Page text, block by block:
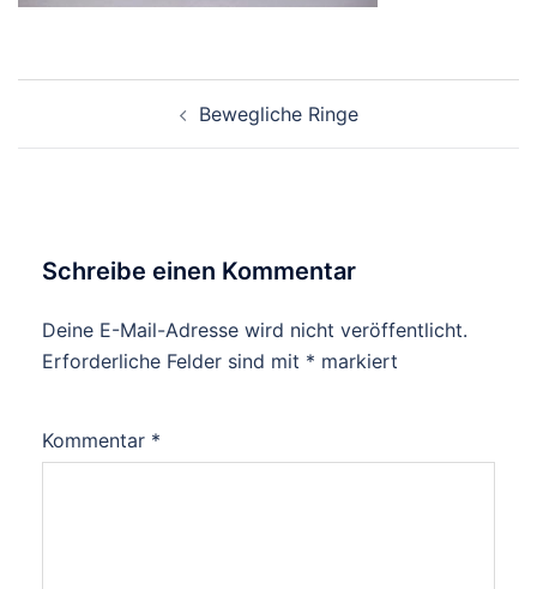
Bewegliche Ringe
Schreibe einen Kommentar
Deine E-Mail-Adresse wird nicht veröffentlicht.
Erforderliche Felder sind mit * markiert
Kommentar *